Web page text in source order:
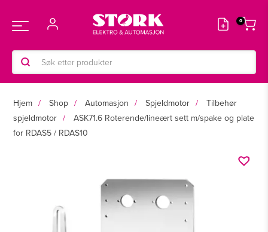
rett
innholdet
Main
Menu
Products
search
Hjem Shop Automasjon Spjeldmotor
Tilbehør
spjeldmotor
ASK71.6 Roterende/lineært sett m/spake og plate
for RDAS5 / RDAS10